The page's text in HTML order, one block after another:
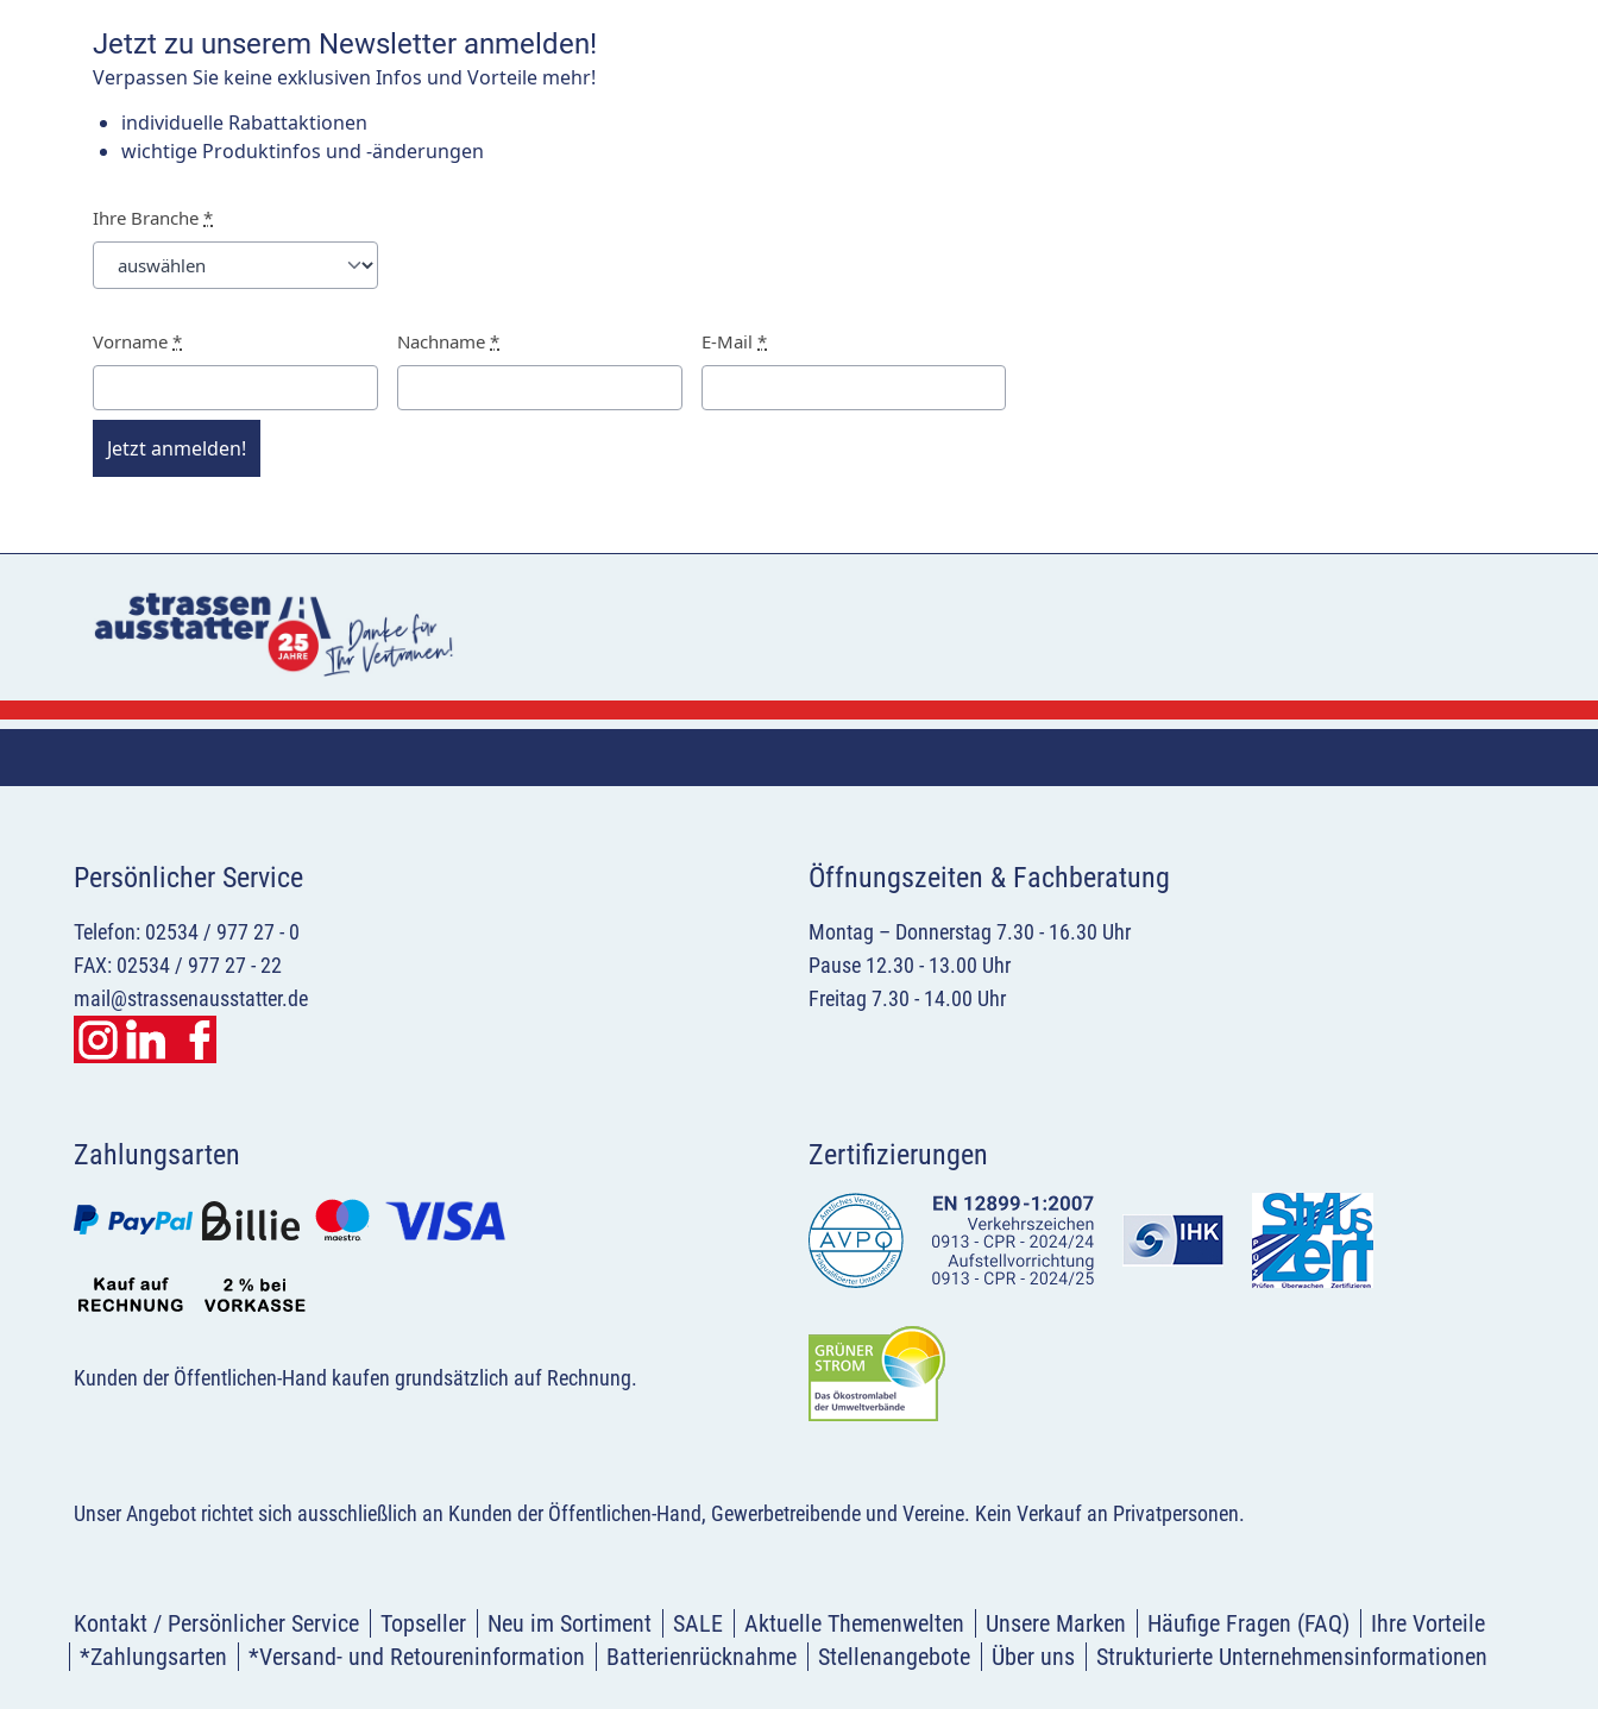
Jetzt zu unserem Newsletter anmelden!
Verpassen Sie keine exklusiven Infos und Vorteile mehr!
individuelle Rabattaktionen
wichtige Produktinfos und -änderungen
Ihre Branche *
Vorname * Nachname * E-Mail *
Jetzt anmelden!
Persönlicher Service
Telefon: 02534 / 977 27 - 0
FAX: 02534 / 977 27 - 22
mail@strassenausstatter.de
Öffnungszeiten & Fachberatung
Montag – Donnerstag 7.30 - 16.30 Uhr
Pause 12.30 - 13.00 Uhr
Freitag 7.30 - 14.00 Uhr
Zahlungsarten
Kunden der Öffentlichen-Hand kaufen grundsätzlich auf Rechnung.
Zertifizierungen
Unser Angebot richtet sich ausschließlich an Kunden der Öffentlichen-Hand, Gewerbetreibende und Vereine. Kein Verkauf an Privatpersonen.
Kontakt / Persönlicher Service Topseller Neu im Sortiment SALE Aktuelle Themenwelten Unsere Marken Häufige Fragen (FAQ)
Ihre Vorteile
*Zahlungsarten
*Versand- und Retoureninformation Batterienrücknahme Stellenangebote Über uns Strukturierte Unternehmensinformationen